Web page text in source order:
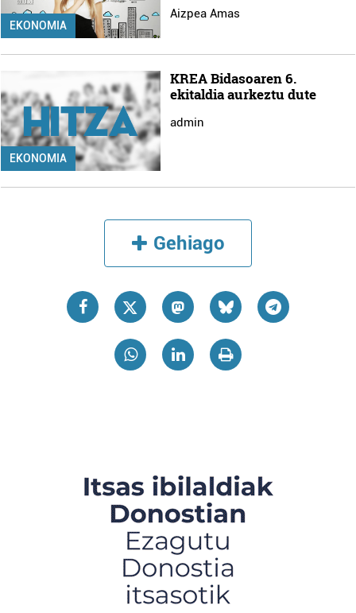
EKONOMIA
Aizpea Amas
EKONOMIA
KREA Bidasoaren 6.
ekitaldia aurkeztu dute
admin
Gehiago